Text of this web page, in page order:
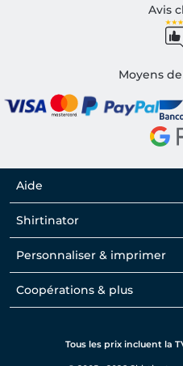
Avis
Moyens
Aide
Shirtinator
Personnaliser & imprimer
Coopérations & plus
Tous les prix incluent la